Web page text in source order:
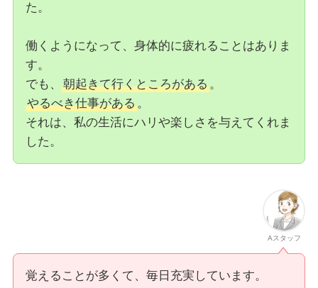
た。
働くようになって、身体的に疲れることはありま
す。
でも、
朝起きて行くところがある。
やるべき仕事がある。
それは、私の生活にハリや楽しさを与えてくれま
した。
Aスタッフ
覚えることが多くて、毎日充実しています。